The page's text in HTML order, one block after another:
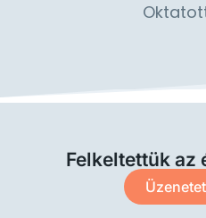
Felkeltettük az